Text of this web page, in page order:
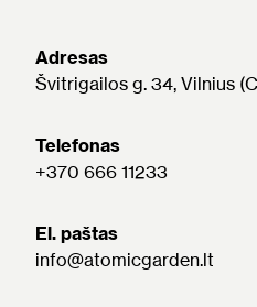
Adresas
Švitrigailos g. 34, Vilnius
Telefonas
+370 666 11233
El. paštas
info@atomicgarden.lt